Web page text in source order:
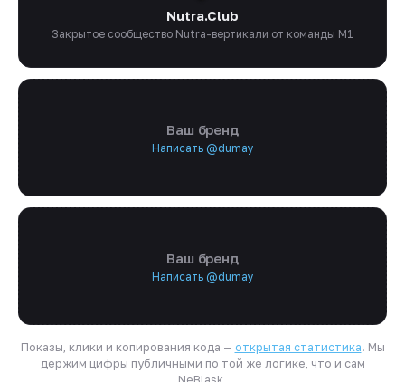
Nutra.Club
Закрытое сообщество Nutra-вертикали от команды M1
Ваш бренд
Написать @dumay
Ваш бренд
Написать @dumay
Показы, клики и копирования кода — открытая статистика. Мы
держим цифры публичными по той же логике, что и сам